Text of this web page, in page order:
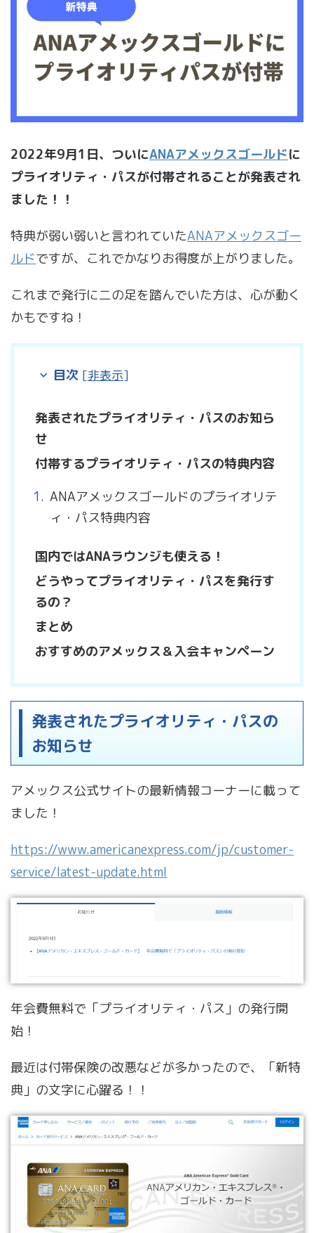
2022年9月1日、ついにANAアメックスゴールドに
プライオリティ・パスが付帯されることが発表され
ました！！
特典が弱い弱いと言われていたANAアメックスゴー
ルドですが、これでかなりお得度が上がりました。
これまで発行に二の足を踏んでいた方は、心が動く
かもですね！
目次 [非表示]
発表されたプライオリティ・パスのお知ら
せ
付帯するプライオリティ・パスの特典内容
ANAアメックスゴールドのプライオリテ
ィ・パス特典内容
国内ではANAラウンジも使える！
どうやってプライオリティ・パスを発行す
るの？
まとめ
おすすめのアメックス＆入会キャンペーン
発表されたプライオリティ・パスの
お知らせ
アメックス公式サイトの最新情報コーナーに載って
ました！
https://www.americanexpress.com/jp/customer-
service/latest-update.html
年会費無料で「プライオリティ・パス」の発行開
始！
最近は付帯保険の改悪などが多かったので、「新特
典」の文字に心躍る！！